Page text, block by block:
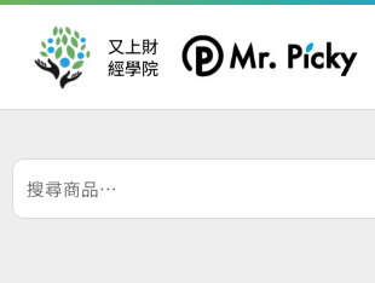
要
容
又上財
經學院
搜
尋